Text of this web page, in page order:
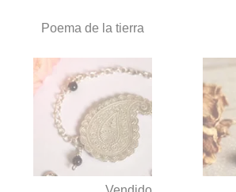
Poema de la tierra